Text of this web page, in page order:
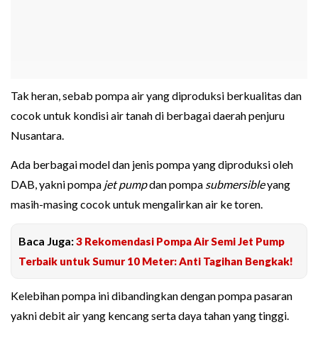
Tak heran, sebab pompa air yang diproduksi berkualitas dan
cocok untuk kondisi air tanah di berbagai daerah penjuru
Nusantara.
Ada berbagai model dan jenis pompa yang diproduksi oleh
DAB, yakni pompa jet pumpdan pompa submersibleyang
masih-masing cocok untuk mengalirkan air ke toren.
Baca Juga:3 Rekomendasi Pompa Air Semi Jet Pump
Terbaik untuk Sumur 10 Meter: Anti Tagihan Bengkak!
Kelebihan pompa ini dibandingkan dengan pompa pasaran
yakni debit air yang kencang serta daya tahan yang tinggi.